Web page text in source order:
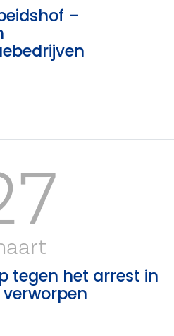
–
tegen het arrest in
verworpen